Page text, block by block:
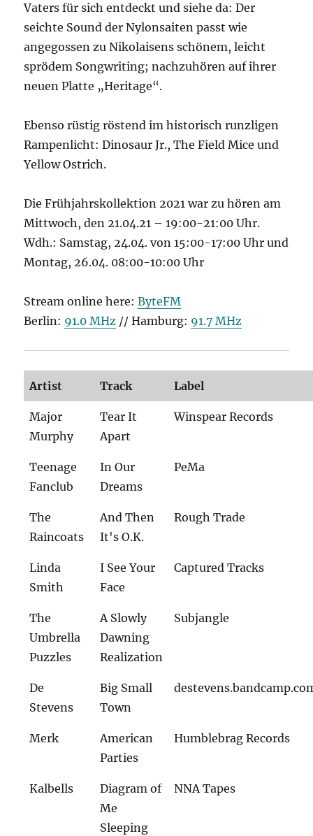
Vaters für sich entdeckt und siehe da: Der
seichte Sound der Nylonsaiten passt wie
angegossen zu Nikolaisens schönem, leicht
sprödem Songwriting; nachzuhören auf ihrer
neuen Platte „Heritage“.
Ebenso rüstig röstend im historisch runzligen
Rampenlicht: Dinosaur Jr., The Field Mice und
Yellow Ostrich.
Die Frühjahrskollektion 2021 war zu hören am
Mittwoch, den 21.04.21 – 19:00-21:00 Uhr.
Wdh.: Samstag, 24.04. von 15:00-17:00 Uhr und
Montag, 26.04. 08:00-10:00 Uhr
Stream online here:ByteFM
Berlin: 91.0 MHz // Hamburg: 91.7 MHz
Artist Track Label
Major
Murphy
Tear It
Apart
Winspear Records
Teenage
Fanclub
In Our
Dreams
PeMa
The
Raincoats
And Then
It's O.K.
Rough Trade
Linda
Smith
I See Your
Face
Captured Tracks
The
Umbrella
Puzzles
A Slowly
Dawning
Realization
Subjangle
De
Stevens
Big Small
Town
Merk
American
Parties
Humblebrag Records
Kalbells
Diagram of
Me
Sleeping
NNA Tapes